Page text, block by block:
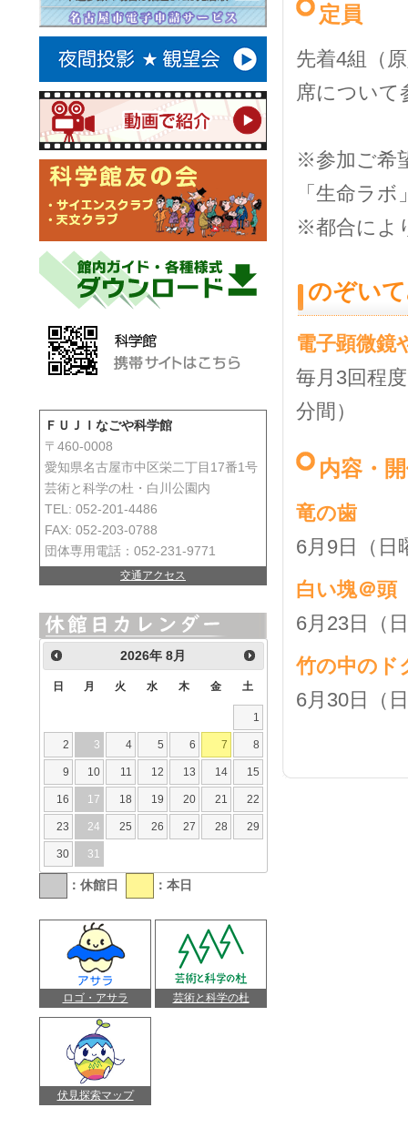
定員
先着4組（
席について
※参加ご希
「生命ラ
※都合によ
のぞい
電子顕微鏡
毎月3回程
分間）
内容・
竜の歯
6月9日
白い塊＠頭
6月23日（
竹の中のド
6月30日（
ＦＵＪＩなごや科学館
〒460-0008
愛知県名古屋市中区栄二丁目17番1号
芸術と科学の杜・白川公園内
TEL: 052-201-4486
FAX: 052-203-0788
団体専用電話：052-231-9771
交通アクセス
2026年8月
日 月 火 水 木 金 土
1
2 3 4 5 6 7 8
9 10 11 12 13 14 15
16 17 18 19 20 21 22
23 24 25 26 27 28 29
30 31
：休館日 ：本日
ロゴ・アサラ 芸術と科学の杜
伏見探索マップ